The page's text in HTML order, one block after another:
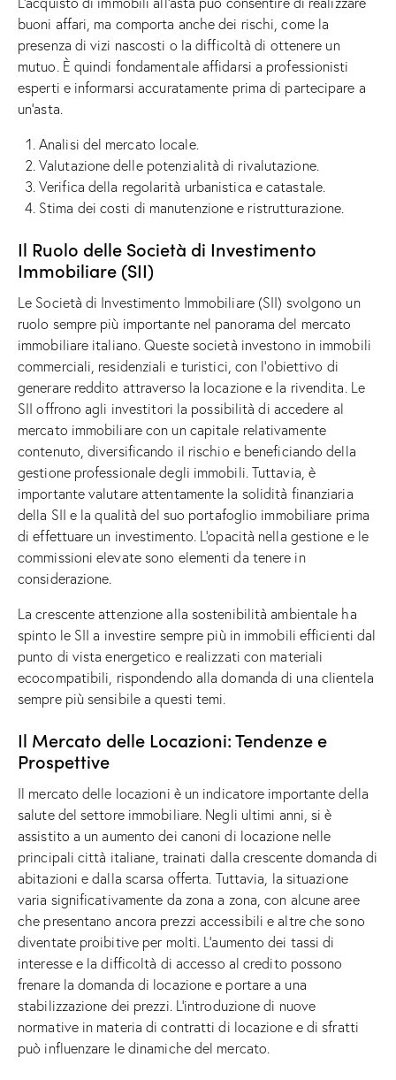
buoni affari, ma comporta anche dei rischi, come la
presenza di vizi nascosti o la difficoltà di ottenere un
mutuo. È quindi fondamentale affidarsi a professionisti
esperti e informarsi accuratamente prima di partecipare a
un’asta.
Analisi del mercato locale.
Valutazione delle potenzialità di rivalutazione.
Verifica della regolarità urbanistica e catastale.
Stima dei costi di manutenzione e ristrutturazione.
Il Ruolo delle Società di Investimento
Immobiliare (SII)
Le Società di Investimento Immobiliare (SII) svolgono un
ruolo sempre più importante nel panorama del mercato
immobiliare italiano. Queste società investono in immobili
commerciali, residenziali e turistici, con l’obiettivo di
generare reddito attraverso la locazione e la rivendita. Le
SII offrono agli investitori la possibilità di accedere al
mercato immobiliare con un capitale relativamente
contenuto, diversificando il rischio e beneficiando della
gestione professionale degli immobili. Tuttavia, è
importante valutare attentamente la solidità finanziaria
della SII e la qualità del suo portafoglio immobiliare prima
di effettuare un investimento. L’opacità nella gestione e le
commissioni elevate sono elementi da tenere in
considerazione.
La crescente attenzione alla sostenibilità ambientale ha
spinto le SII a investire sempre più in immobili efficienti dal
punto di vista energetico e realizzati con materiali
ecocompatibili, rispondendo alla domanda di una clientela
sempre più sensibile a questi temi.
Il Mercato delle Locazioni: Tendenze e
Prospettive
Il mercato delle locazioni è un indicatore importante della
salute del settore immobiliare. Negli ultimi anni, si è
assistito a un aumento dei canoni di locazione nelle
principali città italiane, trainati dalla crescente domanda di
abitazioni e dalla scarsa offerta. Tuttavia, la situazione
varia significativamente da zona a zona, con alcune aree
che presentano ancora prezzi accessibili e altre che sono
diventate proibitive per molti. L’aumento dei tassi di
interesse e la difficoltà di accesso al credito possono
frenare la domanda di locazione e portare a una
stabilizzazione dei prezzi. L’introduzione di nuove
normative in materia di contratti di locazione e di sfratti
può influenzare le dinamiche del mercato.